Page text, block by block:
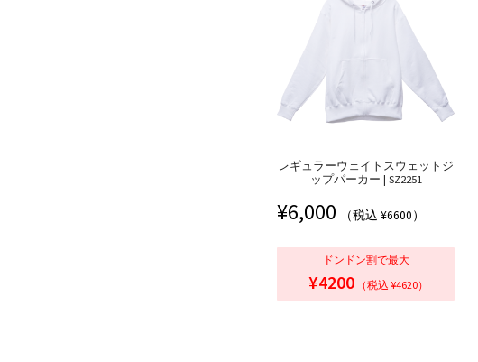
レギュラーウェイトスウェットジ
ップパーカー | SZ2251
¥6,000 （税込 ¥6600）
ドンドン割で最大
¥4200 （税込 ¥4620）